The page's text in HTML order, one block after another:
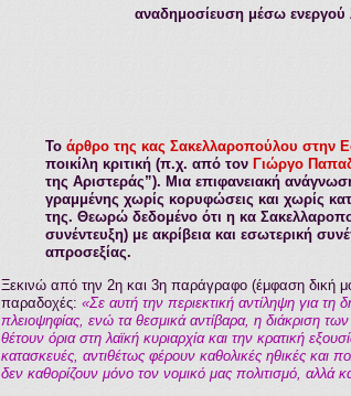
αναδημοσίευση μέσω ενεργού
Το άρθρο της κας Σακελλαροπούλου στην
ποικίλη κριτική (π.χ. από τον Γιώργο
της Αριστεράς”). Μια επιφανειακή
γραμμένης χωρίς κορυφώσεις και χωρίς
της. Θεωρώ δεδομένο ότι η κα
συνέντευξη) με ακρίβεια και εσωτερική
απροσεξίας.
Ξεκινώ από την 2η και 3η παράγραφο (έμφαση δική
παραδοχές: «Σε αυτή την περιεκτική αντίληψη για τη
πλειοψηφίας, ενώ τα θεσμικά αντίβαρα, η διάκριση
θέτουν όρια στη λαϊκή κυριαρχία και την κρατική
κατασκευές, αντιθέτως φέρουν καθολικές ηθικές και
δεν καθορίζουν μόνο τον νομικό μας πολιτισμό, αλλά